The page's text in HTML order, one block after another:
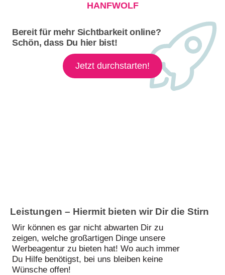
HANFWOLF
Bereit für mehr Sichtbarkeit online?
Schön, dass Du hier bist!
Jetzt durchstarten!
Leistungen – Hiermit bieten wir Dir die Stirn
Wir können es gar nicht abwarten Dir zu
zeigen, welche großartigen Dinge unsere
Werbeagentur zu bieten hat! Wo auch immer
Du Hilfe benötigst, bei uns bleiben keine
Wünsche offen!